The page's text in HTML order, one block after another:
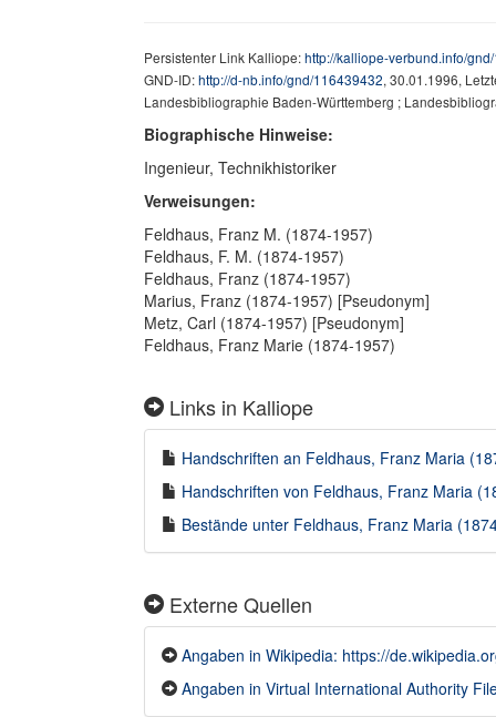
Persistenter Link Kalliope:http://kalliope-verbund.info/
GND-ID:http://d-nb.info/gnd/116439432, 30.01.1996,
Landesbibliographie Baden-Württemberg ;
Biographische Hinweise:
Ingenieur, Technikhistoriker
Verweisungen:
Feldhaus, Franz M. (1874-1957)
Feldhaus, F. M. (1874-1957)
Feldhaus, Franz (1874-1957)
Marius, Franz (1874-1957) [Pseudonym]
Metz, Carl (1874-1957) [Pseudonym]
Feldhaus, Franz Marie (1874-1957)
Links in Kalliope
Handschriften an Feldhaus, Franz Maria
Handschriften von Feldhaus, Franz Maria
Bestände unter Feldhaus, Franz Maria
Externe Quellen
Angaben in Wikipedia: https://
Angaben in Virtual International Authority